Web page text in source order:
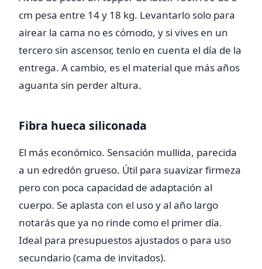
cm pesa entre 14 y 18 kg. Levantarlo solo para
airear la cama no es cómodo, y si vives en un
tercero sin ascensor, tenlo en cuenta el día de la
entrega. A cambio, es el material que más años
aguanta sin perder altura.
Fibra hueca siliconada
El más económico. Sensación mullida, parecida
a un edredón grueso. Útil para suavizar firmeza
pero con poca capacidad de adaptación al
cuerpo. Se aplasta con el uso y al año largo
notarás que ya no rinde como el primer día.
Ideal para presupuestos ajustados o para uso
secundario (cama de invitados).